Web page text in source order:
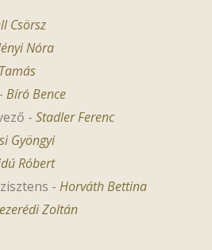
Csörsz
Nóra
- Bíró Bence
- Stadler Ferenc
Gyöngyi
Róbert
- Horváth Bettina
Zoltán